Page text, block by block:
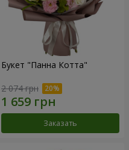
Букет "Панна Котта"
2 074 грн
Заказать